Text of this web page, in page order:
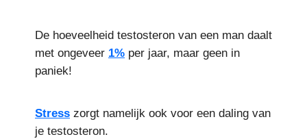
De hoeveelheid testosteron van een man daalt
met ongeveer 1% per jaar, maar geen in
paniek!
Stress zorgt namelijk ook voor een daling van
je testosteron.